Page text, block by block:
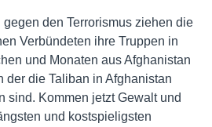
den Terrorismus ziehen die
Verbündeten ihre Truppen in
und Monaten aus Afghanistan
der die Taliban in Afghanistan
sind. Kommen jetzt Gewalt und
und kostspieligsten